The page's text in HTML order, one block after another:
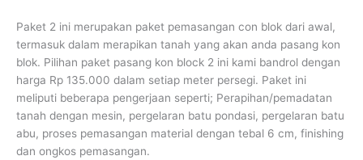
Paket 2 ini merupakan paket pemasangan con blok dari awal,
termasuk dalam merapikan tanah yang akan anda pasang kon
blok. Pilihan paket pasang kon block 2 ini kami bandrol dengan
harga Rp 135.000 dalam setiap meter persegi. Paket ini
meliputi beberapa pengerjaan seperti; Perapihan/pemadatan
tanah dengan mesin, pergelaran batu pondasi, pergelaran batu
abu, proses pemasangan material dengan tebal 6 cm, finishing
dan ongkos pemasangan.